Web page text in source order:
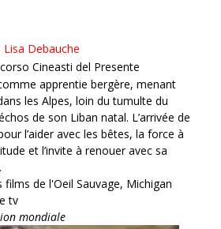
Debauche
Cineasti del Presente
apprentie bergère, menant
les Alpes, loin du tumulte du
de son Liban natal. L’arrivée de
l’aider avec les bêtes, la force à
et l’invite à renouer avec sa
films de l'Oeil Sauvage, Michigan
tv
mondiale